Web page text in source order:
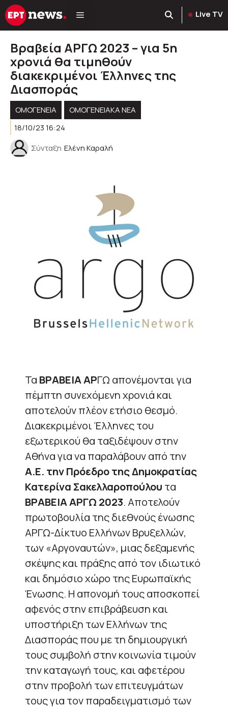
Μετάβαση
σε
Live TV
Βραβεία ΑΡΓΩ 2023 – για 5η
χρονιά θα τιμηθούν
διακεκριμένοι Έλληνες της
Διασποράς
ΟΜΟΓΈΝΕΙΑ
ΟΜΟΓΕΝΕΙΑΚΆ ΝΈΑ
18/10/23 16:24
Σύνταξη Ελένη Καραλή
Τα ΒΡΑΒΕΙΑ ΑΡΓΩ απονέμονται για
πέμπτη συνεχόμενη χρονιά και
αποτελούν πλέον ετήσιο θεσμό.
Διακεκριμένοι Έλληνες του
εξωτερικού θα ταξιδέψουν στην
Αθήνα για να παραλάβουν από την
Α.Ε. την Πρόεδρο της Δημοκρατίας
Κατερίνα Σακελλαροπούλου τα
ΒΡΑΒΕΙΑ ΑΡΓΩ 2023. Αποτελούν
πρωτοβουλία της διεθνούς ένωσης
ΑΡΓΩ-Δίκτυο Ελλήνων Βρυξελλών,
των «Αργοναυτών», μιας δεξαμενής
σκέψης και πράξης από τον ιδιωτικό
και δημόσιο χώρο της Ευρωπαϊκής
Ένωσης. Η απονομή τους αποσκοπεί
αφενός στην επιβράβευση και
υποστήριξη των Ελλήνων της
Διασποράς που με τη δημιουργική
τους συμβολή στην κοινωνία τιμούν
την καταγωγή τους, και αφετέρου
στην προβολή των επιτευγμάτων
τους για τον παραδειγματισμό των